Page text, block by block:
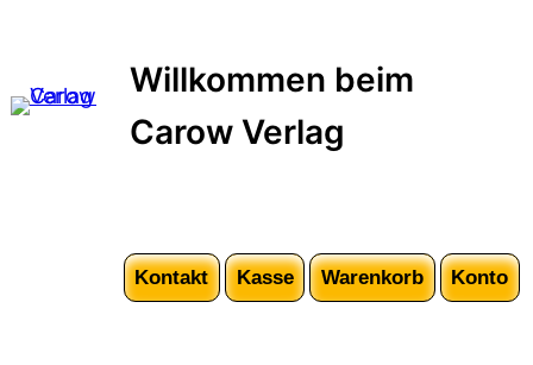
springen
Willkommen beim
Carow Verlag
Kontakt Kasse Warenkorb Konto